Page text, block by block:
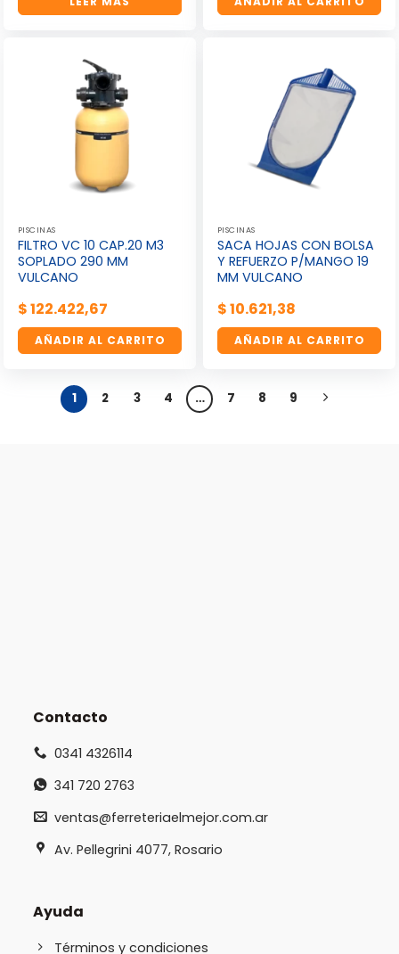
PISCINAS
FILTRO VC 10 CAP.20 M3
SOPLADO 290 MM
VULCANO
$122.422,67
AÑADIR AL CARRITO
PISCINAS
SACA HOJAS CON BOLSA
Y REFUERZO P/MANGO 19
MM VULCANO
$10.621,38
AÑADIR AL CARRITO
1 2 3 4 … 7 8 9
Contacto
0341 4326114
341 720 2763
ventas@ferreteriaelmejor.com.ar
Av. Pellegrini 4077, Rosario
Ayuda
Términos y condiciones